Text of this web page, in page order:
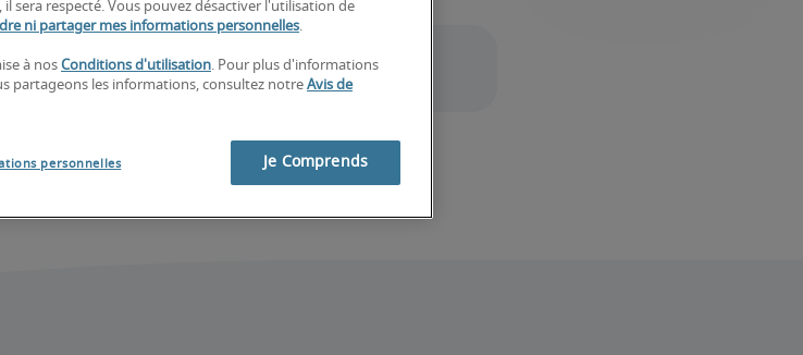
sera respecté. Vous pouvez désactiver l'utilisation de
ni partager mes informations personnelles.
à nos Conditions d'utilisation. Pour plus d'informations
partageons les informations, consultez notre Avis de
personnelles Je Comprends